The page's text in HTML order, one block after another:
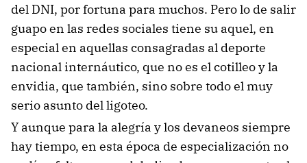
del DNI, por fortuna para muchos. Pero lo de salir
guapo en las redes sociales tiene su aquel, en
especial en aquellas consagradas al deporte
nacional internáutico, que no es el cotilleo y la
envidia, que también, sino sobre todo el muy
serio asunto del ligoteo.
Y aunque para la alegría y los devaneos siempre
hay tiempo, en esta época de especialización no